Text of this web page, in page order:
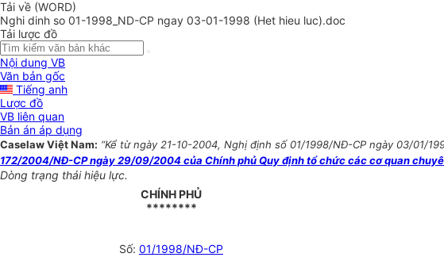
Tải về (WORD)
Nghi dinh so 01-1998_ND-CP ngay 03-01-1998 (Het hieu luc).doc
Tải lược đồ
Nội dung VB
Văn bản gốc
Tiếng anh
Lược đồ
VB liên quan
Bản án áp dụng
Caselaw Việt Nam: “Kể từ ngày 21-10-2004, Nghị định số 01/1998/NĐ-CP ngày 03/01/
172/2004/NĐ-CP ngày 29/09/2004 của Chính phủ Quy định tổ chức các cơ quan
Dòng trạng thái hiệu lực.
CHÍNH PHỦ
********
Số: 01/1998/NĐ-CP